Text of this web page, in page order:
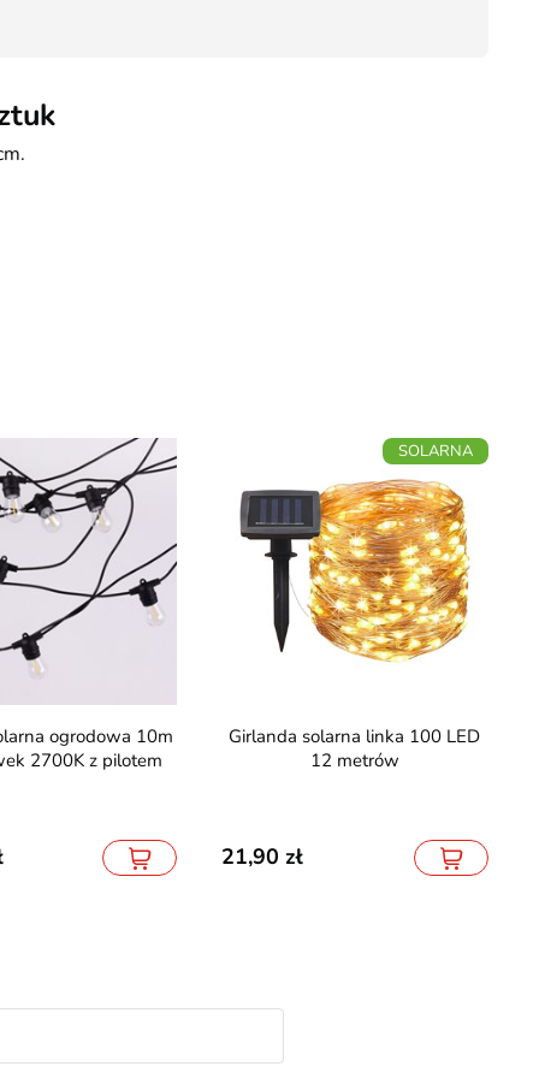
2700K z pilotem
SOLARNA
Girlanda solarna linka 100 LED
12 metrów
21,90